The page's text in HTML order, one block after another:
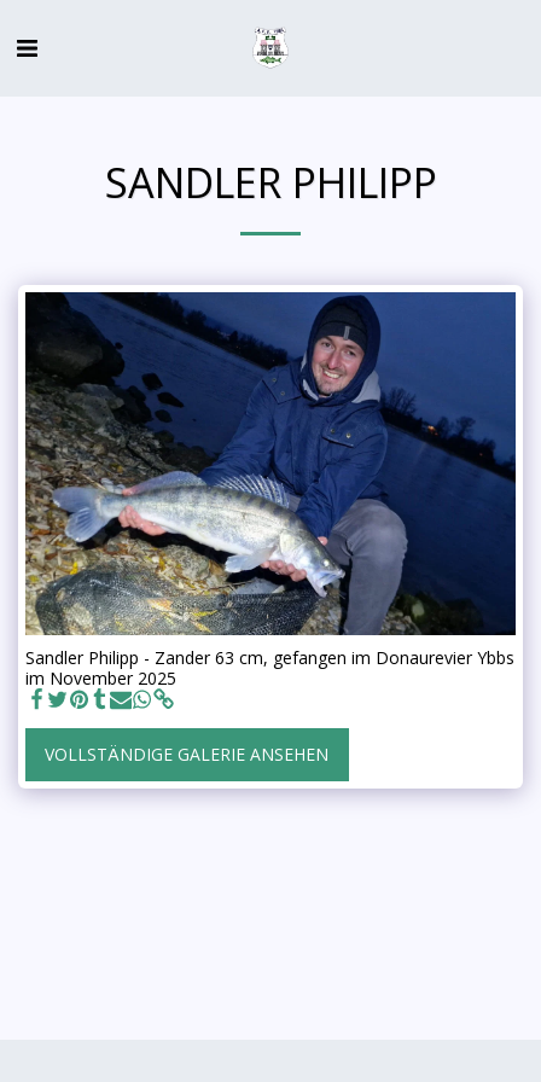
SANDLER PHILIPP
Sandler Philipp - Zander 63 cm, gefangen im Donaurevier Ybbs
im November 2025
VOLLSTÄNDIGE GALERIE ANSEHEN